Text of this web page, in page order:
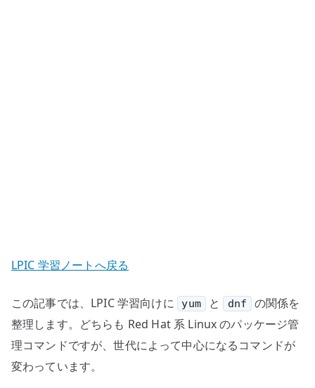
LPIC 学習ノートへ戻る
この記事では、LPIC 学習向けに yum と dnf
の関係を
整理します。どちらも Red Hat 系 Linux のパッケージ管
理コマンドですが、世代によって中心になるコマンドが
変わっています。